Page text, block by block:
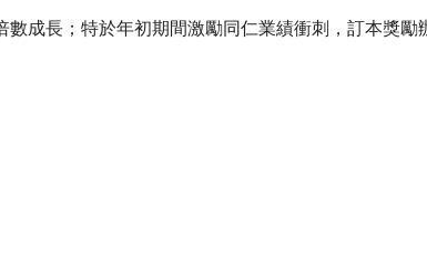
成長；特於年初期間激勵同仁業績衝刺，訂本獎勵